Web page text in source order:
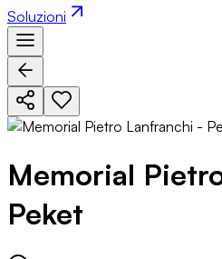
Soluzioni
Memorial
Peket